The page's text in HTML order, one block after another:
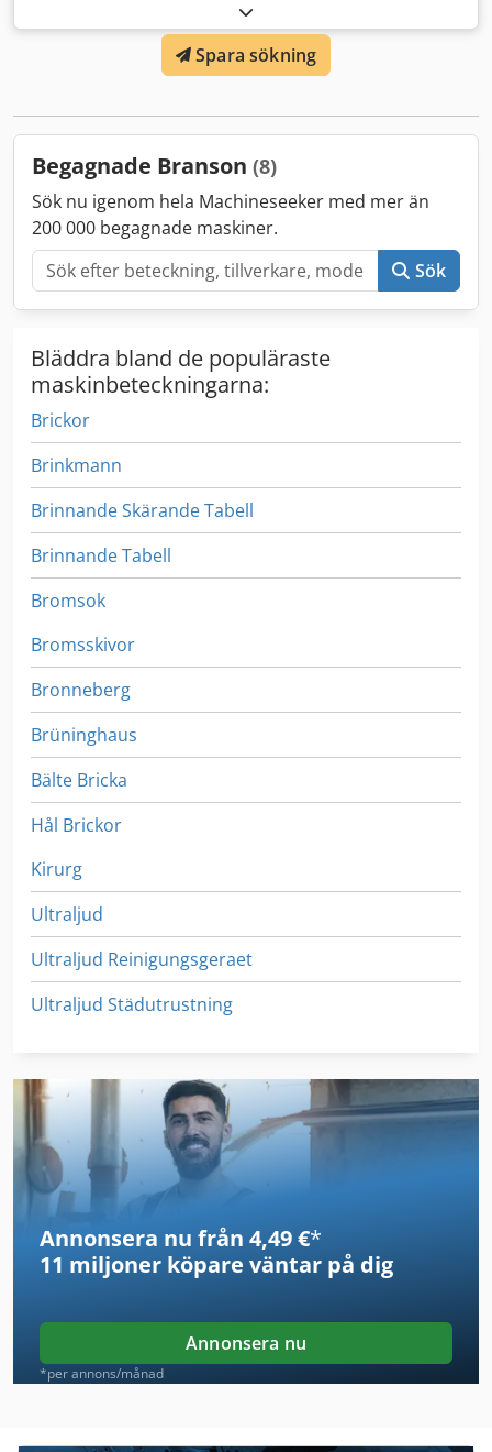
Om du har ett konkurrerande erbjudande på produkten
försöker vi alltid erbjuda ett bättre pris. Produkterna säljs i
befintligt skick. ID: FFTF011 Csdpfxoxzicns Adisha
Annonsnamn: BRANSON Ultraljudstvätt 200 Ultraljudstvätt
Spara sökning
Begagnade Branson (8)
Sök nu igenom hela Machineseeker med mer än
200 000 begagnade maskiner.
Sök
Bläddra bland de populäraste
maskinbeteckningarna:
Brickor
Brinkmann
Brinnande Skärande Tabell
Brinnande Tabell
Bromsok
Bromsskivor
Bronneberg
Brüninghaus
Bälte Bricka
Hål Brickor
Kirurg
Ultraljud
Ultraljud Reinigungsgeraet
Ultraljud Städutrustning
Annonsera nu från 4,49 €*
11 miljoner köpare väntar på dig
Annonsera nu
*per annons/månad